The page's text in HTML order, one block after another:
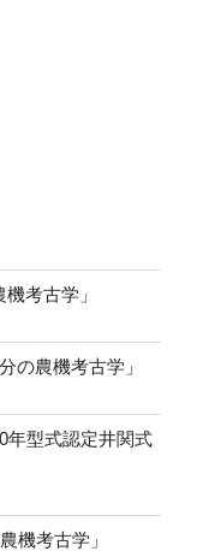
考古学」
の農機考古学」
年型式認定井関式
機考古学」